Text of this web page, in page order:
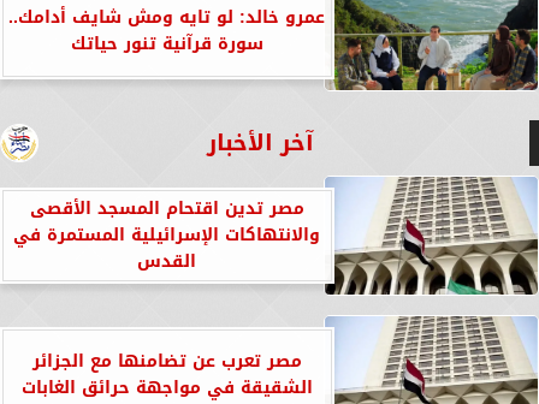
عمرو خالد: لو تايه ومش شايف أدامك..
سورة قرآنية تنور حياتك
آخر الأخبار
مصر تدين اقتحام المسجد الأقصى
والانتهاكات الإسرائيلية المستمرة في
القدس
مصر تعرب عن تضامنها مع الجزائر
الشقيقة في مواجهة حرائق الغابات